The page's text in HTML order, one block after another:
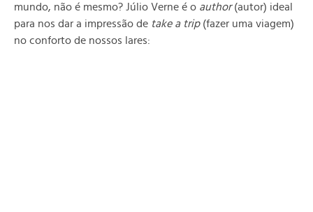
mundo, não é mesmo? Júlio Verne é o author(autor) ideal
para nos dar a impressão de take a trip(fazer uma viagem)
no conforto de nossos lares: